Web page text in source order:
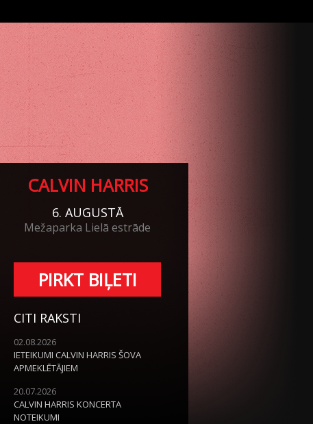
CALVIN HARRIS
6. AUGUSTĀ
Mežaparka Lielā estrāde
PIRKT BIĻETI
CITI RAKSTI
02.08.2026
IETEIKUMI CALVIN HARRIS ŠOVA
APMEKLĒTĀJIEM
20.07.2026
CALVIN HARRIS KONCERTA
NOTEIKUMI